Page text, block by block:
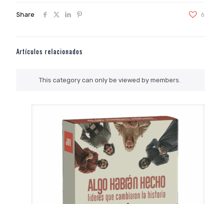
Share 6
Artículos relacionados
This category can only be viewed by members.